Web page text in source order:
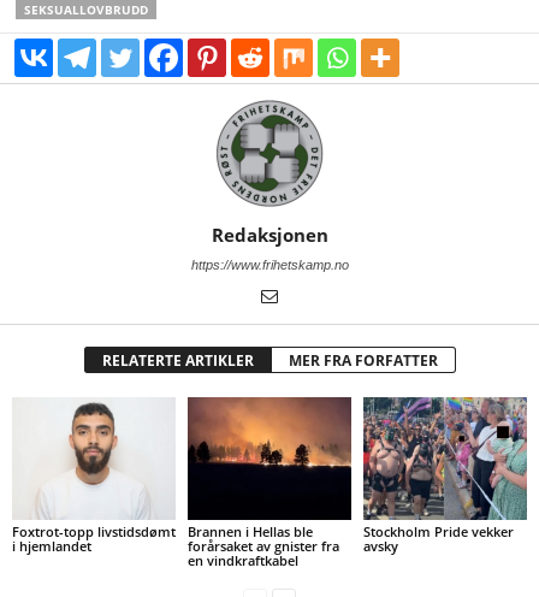
SEKSUALLOVBRUDD
Redaksjonen
https://www.frihetskamp.no
RELATERTE ARTIKLER MER FRA FORFATTER
Foxtrot-topp livstidsdømt
i hjemlandet
Brannen i Hellas ble
forårsaket av gnister fra
en vindkraftkabel
Stockholm Pride vekker
avsky